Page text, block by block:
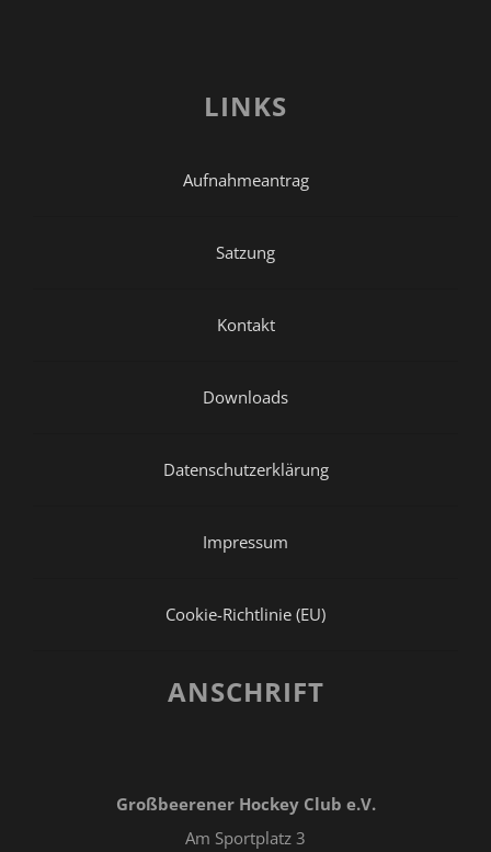
LINKS
Aufnahmeantrag
Satzung
Kontakt
Downloads
Datenschutzerklärung
Impressum
Cookie-Richtlinie (EU)
ANSCHRIFT
Großbeerener Hockey Club e.V.
Am Sportplatz 3